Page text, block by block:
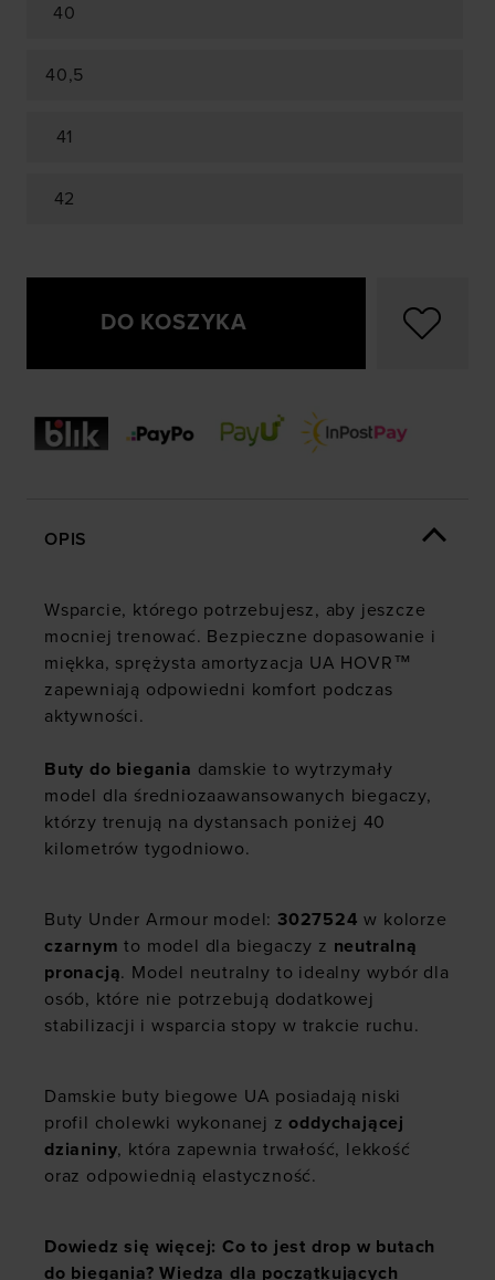
40
40,5
41
42
DO KOSZYKA
OPIS
Wsparcie, którego potrzebujesz, aby jeszcze
mocniej trenować. Bezpieczne dopasowanie i
miękka, sprężysta amortyzacja UA HOVR™
zapewniają odpowiedni komfort podczas
aktywności.
Buty do biegania damskie to wytrzymały
model dla średniozaawansowanych biegaczy,
którzy trenują na dystansach poniżej 40
kilometrów tygodniowo.
Buty Under Armour model: 3027524 w kolorze
czarnymto model dla biegaczy z neutralną
pronacją. Model neutralny to idealny wybór dla
osób, które nie potrzebują dodatkowej
stabilizacji i wsparcia stopy w trakcie ruchu.
Damskie buty biegowe UA posiadają niski
profil cholewki wykonanej zoddychającej
dzianiny, która zapewnia trwałość, lekkość
oraz odpowiednią elastyczność.
Dowiedz się więcej: Co to jest drop w butach
do biegania? Wiedza dla początkujących